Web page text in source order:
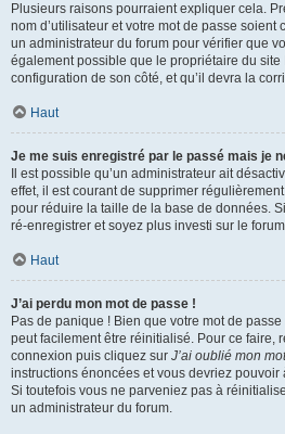
Plusieurs raisons pourraient expliquer cela.
nom d’utilisateur et votre mot de passe soient
un administrateur du forum pour vérifier que
également possible que le propriétaire du site
configuration de son côté, et qu’il devra la
Haut
Je me suis enregistré par le passé mais je
Il est possible qu’un administrateur ait
effet, il est courant de supprimer
pour réduire la taille de la base de données.
ré-enregistrer et soyez plus investi sur le
Haut
J’ai perdu mon mot de passe !
Pas de panique ! Bien que votre mot de
peut facilement être réinitialisé. Pour ce faire,
connexion puis cliquez sur J’ai oublié mon
instructions énoncées et vous devriez pouvoir
Si toutefois vous ne parveniez pas à
un administrateur du forum.